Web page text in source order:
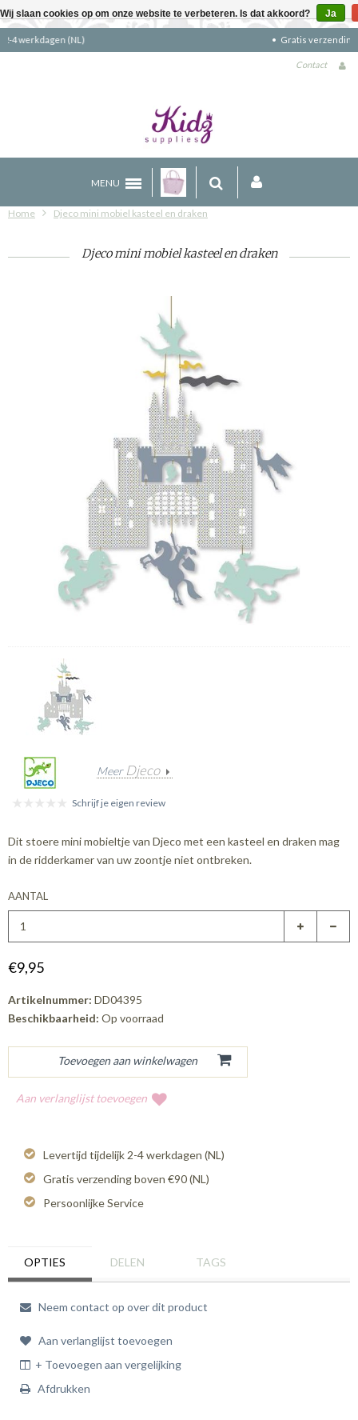
Contact
MENU
Home Djeco mini mobiel kasteel en draken
Djeco mini mobiel kasteel en draken
Meer Djeco
Schrijf je eigen review
Dit stoere mini mobieltje van Djeco met een kasteel en draken mag
in de ridderkamer van uw zoontje niet ontbreken.
AANTAL
€9,95
Artikelnummer: DD04395
Beschikbaarheid: Op voorraad
Aan verlanglijst toevoegen
Levertijd tijdelijk 2-4 werkdagen (NL)
Gratis verzending boven €90 (NL)
Persoonlijke Service
OPTIES DELEN TAGS
Neem contact op over dit product
Aan verlanglijst toevoegen
+ Toevoegen aan vergelijking
Afdrukken
Wij slaan cookies op om onze website te verbeteren. Is dat akkoord? Ja